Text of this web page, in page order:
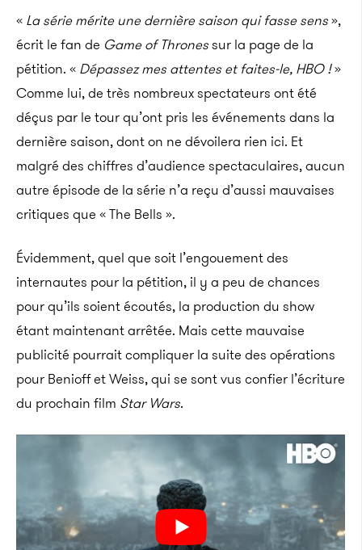
« La série mérite une dernière saison qui fasse sens»,
écrit le fan de Game of Thronessur la page de la
pétition. « Dépassez mes attentes et faites-le, HBO !»
Comme lui, de très nombreux spectateurs ont été
déçus par le tour qu’ont pris les événements dans la
dernière saison, dont on ne dévoilera rien ici. Et
malgré des chiffres d’audience spectaculaires, aucun
autre épisode de la série n’a reçu d’aussi mauvaises
critiques que « The Bells ».
Évidemment, quel que soit l’engouement des
internautes pour la pétition, il y a peu de chances
pour qu’ils soient écoutés, la production du show
étant maintenant arrêtée. Mais cette mauvaise
publicité pourrait compliquer la suite des opérations
pour Benioff et Weiss, qui se sont vus confier l’écriture
du prochain film Star Wars.